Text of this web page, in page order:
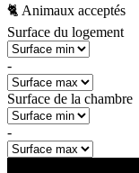
🐈 Animaux acceptés
Surface du logement
-
Surface de la chambre
-